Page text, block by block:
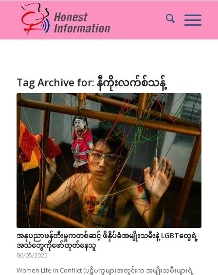
Tag Archive for: နီကိုးလက်စ်သန့်
အနုပညာဖန်တီးမှုကတစ်ဆင့် ဖိနှိပ်ခံအမျိုးသမီးနဲ့ LGBTတွေရဲ့
အသံတွေကိုဖော်ထုတ်နေသူ
06/05/2025
Women Life in Conflict (ပဋိပက္ခများအတွင်းက အမျိုးသမီးများရဲ့